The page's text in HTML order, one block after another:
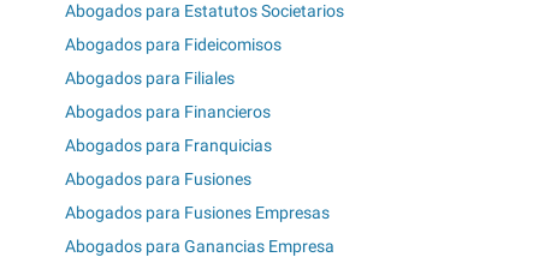
Abogados para Estatutos Societarios
Abogados para Fideicomisos
Abogados para Filiales
Abogados para Financieros
Abogados para Franquicias
Abogados para Fusiones
Abogados para Fusiones Empresas
Abogados para Ganancias Empresa